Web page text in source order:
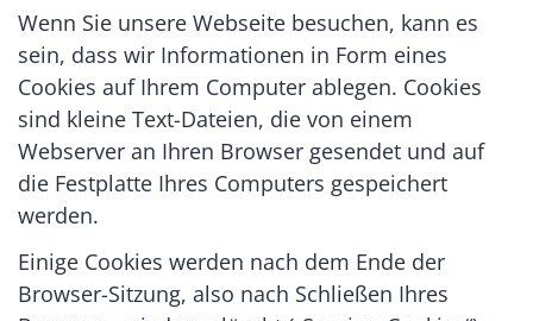
Wenn Sie unsere Webseite besuchen, kann es
sein, dass wir Informationen in Form eines
Cookies auf Ihrem Computer ablegen. Cookies
sind kleine Text-Dateien, die von einem
Webserver an Ihren Browser gesendet und auf
die Festplatte Ihres Computers gespeichert
werden.
Einige Cookies werden nach dem Ende der
Browser-Sitzung, also nach Schließen Ihres